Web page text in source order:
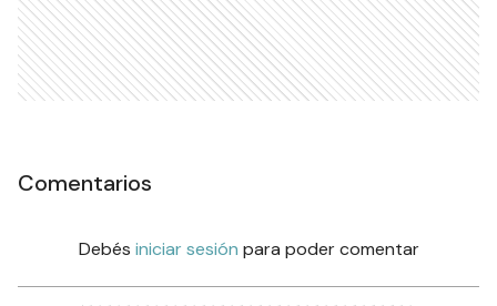
Comentarios
Debés iniciar sesión para poder comentar